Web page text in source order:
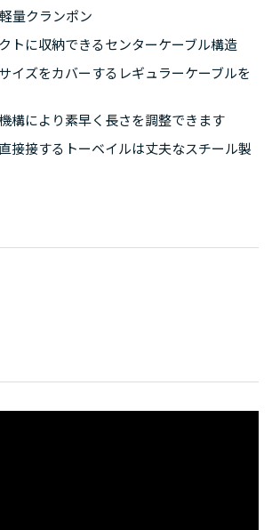
量クランポン
トに収納できるセンターケーブル構造
イズをカバーするレギュラーケーブルを
構により素早く長さを調整できます
接接するトーベイルは丈夫なスチール製